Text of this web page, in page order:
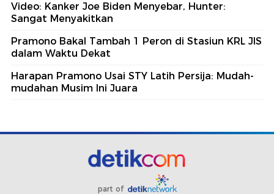
Video: Kanker Joe Biden Menyebar, Hunter:
Sangat Menyakitkan
Pramono Bakal Tambah 1 Peron di Stasiun KRL JIS
dalam Waktu Dekat
Harapan Pramono Usai STY Latih Persija: Mudah-
mudahan Musim Ini Juara
part of